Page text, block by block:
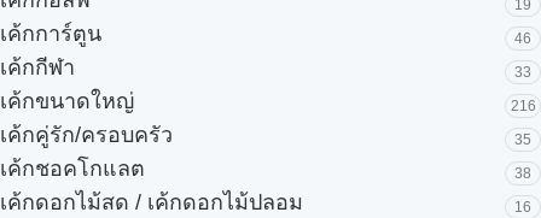
19
เค้กการ์ตูน 46
เค้กกีฬา 33
เค้กขนาดใหญ่ 216
เค้กคู่รัก/ครอบครัว 35
เค้กชอคโกแลต 38
เค้กดอกไม้สด / เค้กดอกไม้ปลอม 16